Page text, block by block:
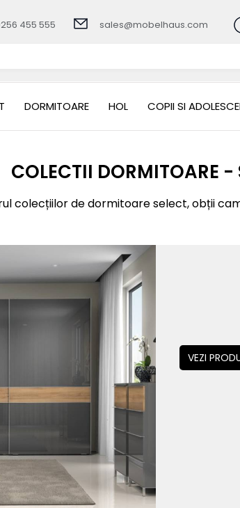
455 555 sales@mobelhaus.com
DORMITOARE HOL COPII SI
COLECTII DORMITOARE -
colecțiilor de dormitoare select, obții
VEZI